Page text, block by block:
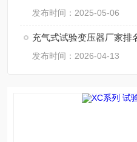
发布时间：2025-05-06
发布时间：2026-04-13